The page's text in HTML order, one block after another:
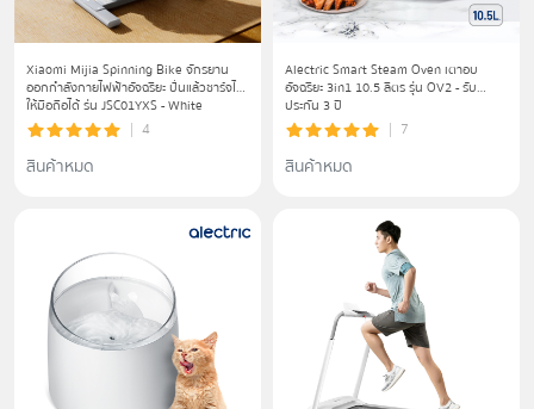
Xiaomi Mijia Spinning Bike จักรยาน
ออกกำลังกายไฟฟ้าอัจฉริยะ ปั่นแล้วชาร์จไฟ
ให้มือถือได้ รุ่น JSC01YXS - White
4
สินค้าหมด
Alectric Smart Steam Oven เตาอบ
อัจฉริยะ 3in1 10.5 ลิตร รุ่น OV2 - รับ
ประกัน 3 ปี
7
สินค้าหมด